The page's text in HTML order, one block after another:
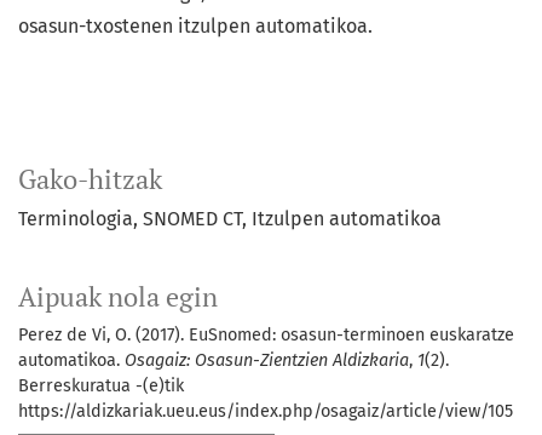
Gako-hitzak
Terminologia SNOMED CT Itzulpen automatikoa
Aipuak nola egin
Perez de Vi, O. (2017). EuSnomed: osasun-terminoen euskaratze
automatikoa. Osagaiz: Osasun-Zientzien Aldizkaria, 1(2).
Berreskuratua -(e)tik
https://aldizkariak.ueu.eus/index.php/osagaiz/article/view/105
osasun-txostenen itzulpen automatikoa.